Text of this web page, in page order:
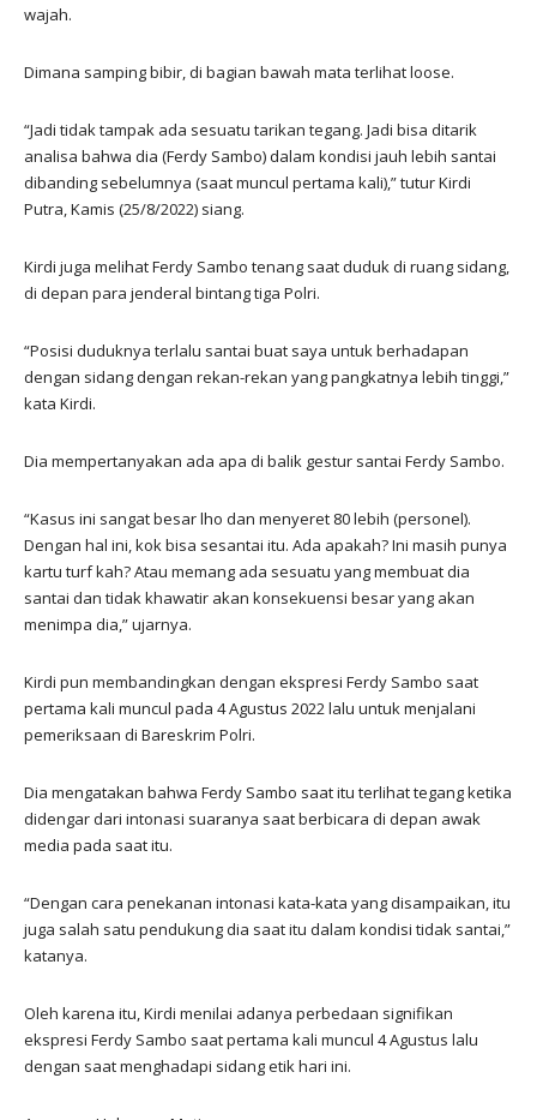
wajah.
Dimana samping bibir, di bagian bawah mata terlihat loose.
“Jadi tidak tampak ada sesuatu tarikan tegang. Jadi bisa ditarik
analisa bahwa dia (Ferdy Sambo) dalam kondisi jauh lebih santai
dibanding sebelumnya (saat muncul pertama kali),” tutur Kirdi
Putra, Kamis (25/8/2022) siang.
Kirdi juga melihat Ferdy Sambo tenang saat duduk di ruang sidang,
di depan para jenderal bintang tiga Polri.
“Posisi duduknya terlalu santai buat saya untuk berhadapan
dengan sidang dengan rekan-rekan yang pangkatnya lebih tinggi,”
kata Kirdi.
Dia mempertanyakan ada apa di balik gestur santai Ferdy Sambo.
“Kasus ini sangat besar lho dan menyeret 80 lebih (personel).
Dengan hal ini, kok bisa sesantai itu. Ada apakah? Ini masih punya
kartu turf kah? Atau memang ada sesuatu yang membuat dia
santai dan tidak khawatir akan konsekuensi besar yang akan
menimpa dia,” ujarnya.
Kirdi pun membandingkan dengan ekspresi Ferdy Sambo saat
pertama kali muncul pada 4 Agustus 2022 lalu untuk menjalani
pemeriksaan di Bareskrim Polri.
Dia mengatakan bahwa Ferdy Sambo saat itu terlihat tegang ketika
didengar dari intonasi suaranya saat berbicara di depan awak
media pada saat itu.
“Dengan cara penekanan intonasi kata-kata yang disampaikan, itu
juga salah satu pendukung dia saat itu dalam kondisi tidak santai,”
katanya.
Oleh karena itu, Kirdi menilai adanya perbedaan signifikan
ekspresi Ferdy Sambo saat pertama kali muncul 4 Agustus lalu
dengan saat menghadapi sidang etik hari ini.